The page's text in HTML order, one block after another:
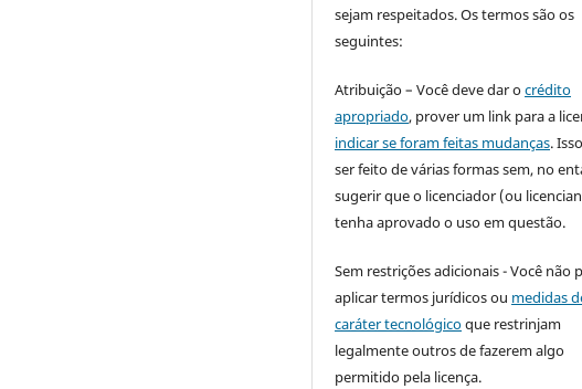
sejam respeitados. Os termos são os
seguintes:
Atribuição – Você deve dar ocrédito
apropriado, prover um link para a
indicar se foram feitas mudanças.
ser feito de várias formas sem, no
sugerir que o licenciador (ou
tenha aprovado o uso em questão.
Sem restrições adicionais - Você não
aplicar termos jurídicos ou medidas
caráter tecnológicoque restrinjam
legalmente outros de fazerem algo
permitido pela licença.